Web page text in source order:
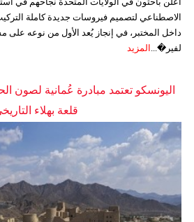
الاصطناعي لتصميم فيروسات جديدة كاملة
داخل المختبر، في إنجاز يُعد الأول من نوعه على
لفير�... المزيد
اليونسكو تعتمد مبادرة عُمانية لصون
قلعة بهلاء